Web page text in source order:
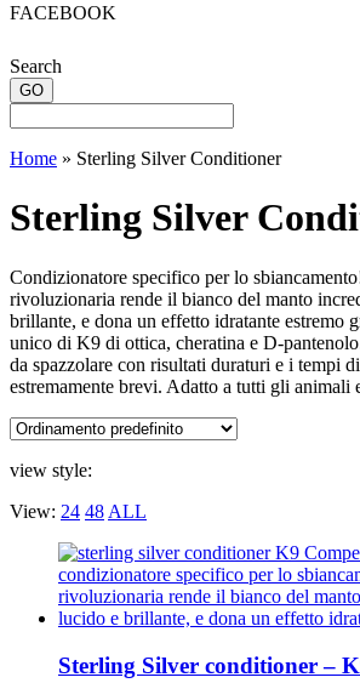
FACEBOOK
Search
Home » Sterling Silver Conditioner
Sterling Silver
Condizionatore specifico per lo
rivoluzionaria rende il bianco del manto
brillante, e dona un effetto idratante estremo
unico di K9 di ottica, cheratina e D-
da spazzolare con risultati duraturi e i tempi
estremamente brevi. Adatto a tutti gli animali
view style:
View: 24 48 ALL
Sterling Silver conditioner –